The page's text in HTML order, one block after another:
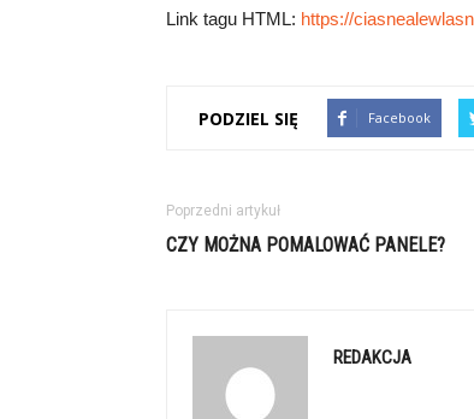
Link tagu HTML: https://
PODZIEL SIĘ Facebook
Poprzedni artykuł
CZY MOŻNA POMALOWAĆ PANELE?
REDAKCJA